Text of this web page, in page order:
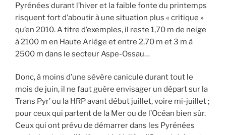
Pyrénées durant l’hiver et la faible fonte du printemps
risquent fort d’aboutir à une situation plus « critique »
qu’en 2010. A titre d’exemples, il reste 1,70 m de neige
à 2100 m en Haute Ariège et entre 2,70 m et 3 m à
2500 m dans le secteur Aspe-Ossau…
Donc, à moins d’une sévère canicule durant tout le
mois de juin, il ne faut guère envisager un départ sur la
Trans Pyr’ ou la HRP avant début juillet, voire mi-juillet ;
pour ceux qui partent de la Mer ou de l’Océan bien sûr.
Ceux qui ont prévu de démarrer dans les Pyrénées